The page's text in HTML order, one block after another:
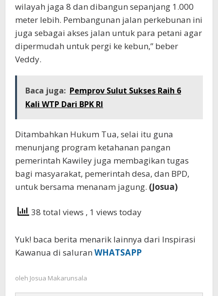
wilayah jaga 8 dan dibangun sepanjang 1.000
meter lebih. Pembangunan jalan perkebunan ini
juga sebagai akses jalan untuk para petani agar
dipermudah untuk pergi ke kebun,” beber
Veddy.
Baca juga: Pemprov Sulut Sukses Raih 6
Kali WTP Dari BPK RI
Ditambahkan Hukum Tua, selai itu guna
menunjang program ketahanan pangan
pemerintah Kawiley juga membagikan tugas
bagi masyarakat, pemerintah desa, dan BPD,
untuk bersama menanam jagung. (Josua)
38 total views , 1 views today
Yuk! baca berita menarik lainnya dari Inspirasi
Kawanua di saluran WHATSAPP
oleh Josua Makarunsala